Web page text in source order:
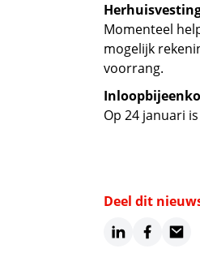
Momenteel
mogelijk
voorrang.
Op 24 januari
Deel dit
LinkedInFacebook